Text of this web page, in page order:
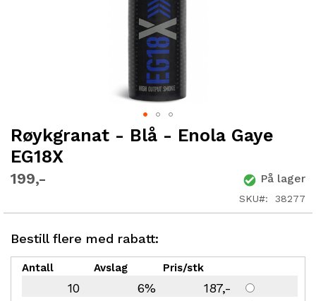
Røykgranat - Blå - Enola Gaye
EG18X
199 På lager
SKU 38277
Bestill flere med rabatt:
Antall Avslag Pris/stk
10 6%
187
Gå
begynnelsen
av
bildegalleri